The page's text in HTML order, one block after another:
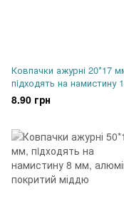
Ковпачки ажурні 20*17
пiдходять на намистину
алюміній покритий міддю
8.90 грн